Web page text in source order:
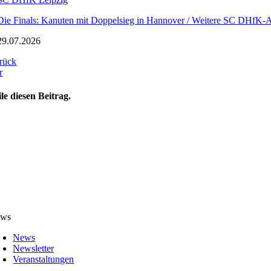
Finals: Kanuten mit Doppelsieg in Hannover / Weitere SC DHfK-
diesen Beitrag.
News
Newsletter
Veranstaltungen